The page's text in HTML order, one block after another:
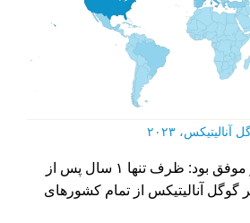
آنالیتیکس، ۲۰۲۳
این پروژه به عنوان دمو موفق بود: ظرف تنها ۱ سال پس از
گوگل آنالیتیکس از تمام کشورهای